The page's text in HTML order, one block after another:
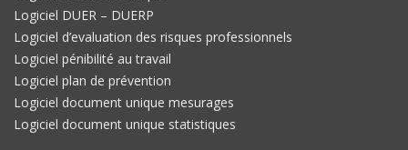
Logiciel DUER – DUERP
Logiciel d’evaluation des risques professionnels
Logiciel pénibilité au travail
Logiciel plan de prévention
Logiciel document unique mesurages
Logiciel document unique statistiques